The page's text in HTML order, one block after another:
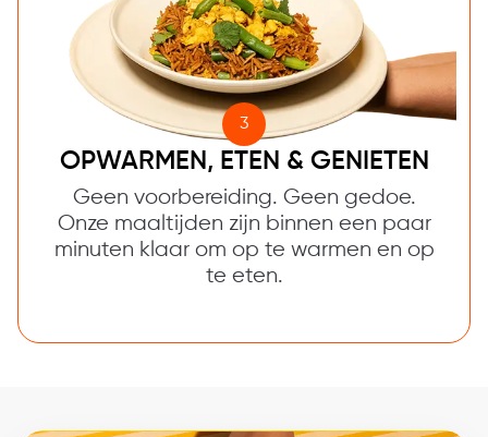
3
OPWARMEN, ETEN & GENIETEN
Geen voorbereiding. Geen gedoe.
Onze maaltijden zijn binnen een paar
minuten klaar om op te warmen en op
te eten.